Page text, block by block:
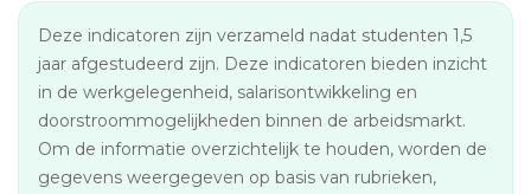
Deze indicatoren zijn verzameld nadat studenten 1,5
jaar afgestudeerd zijn. Deze indicatoren bieden inzicht
in de werkgelegenheid, salarisontwikkeling en
doorstroommogelijkheden binnen de arbeidsmarkt.
Om de informatie overzichtelijk te houden, worden de
gegevens weergegeven op basis van rubrieken,